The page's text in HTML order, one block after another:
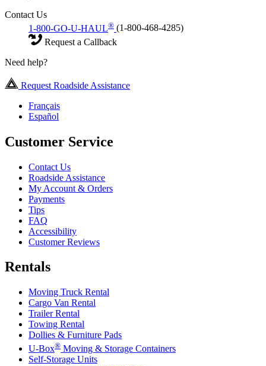
Contact Us
1-800-GO-U-HAUL® (1-800-468-4285)
Request a Callback
Need help?
Request Roadside Assistance
Français
Español
Customer Service
Contact Us
Roadside Assistance
My Account & Orders
Payments
Tips
FAQ
Accessibility
Customer Reviews
Rentals
Moving Truck Rental
Cargo Van Rental
Trailer Rental
Towing Rental
Dollies & Furniture Pads
U-Box® Moving & Storage Containers
Self-Storage Units